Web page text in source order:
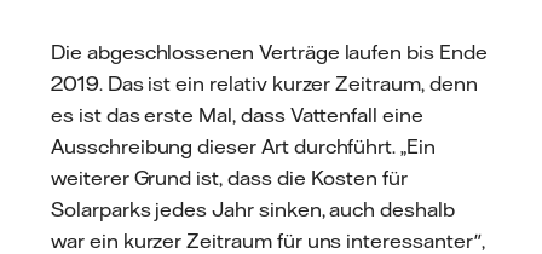
Die abgeschlossenen Verträge laufen bis Ende
2019. Das ist ein relativ kurzer Zeitraum, denn
es ist das erste Mal, dass Vattenfall eine
Ausschreibung dieser Art durchführt. „Ein
weiterer Grund ist, dass die Kosten für
Solarparks jedes Jahr sinken, auch deshalb
war ein kurzer Zeitraum für uns interessanter",